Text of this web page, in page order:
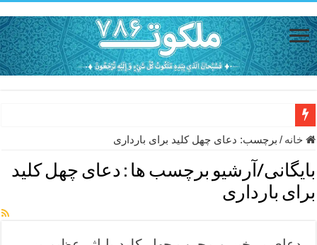
دعای حفظ جان خانواده از بلا در سفر – دعای دفع بلا در قرآن
دعای مجرب برای رفع گرفتاری – ذکر قوی برای جلوگیری از اندوه و
دعا برای عاشق شدن طرف مقابل – عاشق کردن طرف مقابل از راه
دعای حفظ جان عزیزان از بلا در سفر – دعا برای رفع حوادث بد روزانه
خانه / برچسب: دعای چهل کلید برای بارداری
بایگانی/آرشیو برچسب ها : دعای چهل کلید
برای بارداری